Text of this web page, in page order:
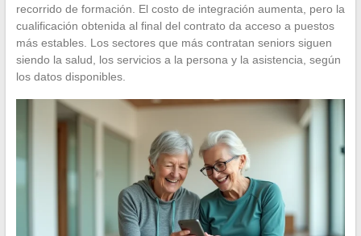
recorrido de formación. El costo de integración aumenta, pero la
cualificación obtenida al final del contrato da acceso a puestos
más estables. Los sectores que más contratan seniors siguen
siendo la salud, los servicios a la persona y la asistencia, según
los datos disponibles.